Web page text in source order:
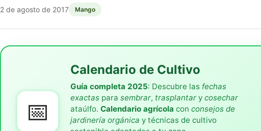
2 de agosto de 2017 Mango
📅
Calendario de Cultivo
Guía completa 2025: Descubre las fechas
exactas para sembrar, trasplantar y cosechar
ataúlfo. Calendario agrícola con consejos de
jardinería orgánica y técnicas de cultivo